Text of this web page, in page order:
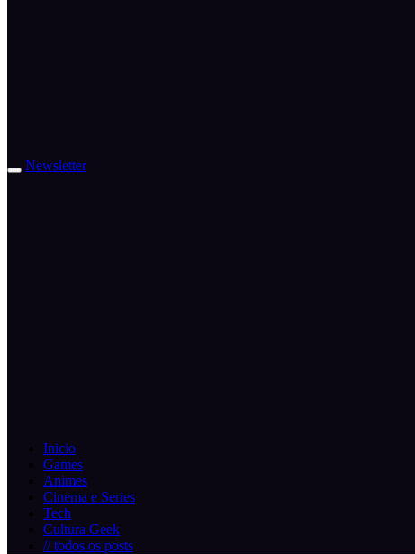
Newsletter
Inicio
Games
Animes
Cinema e Series
Tech
Cultura Geek
// todos os posts